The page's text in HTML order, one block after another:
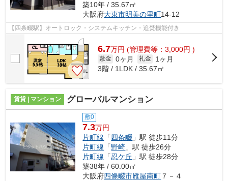
築10年 / 35.67㎡
大阪府大東市明美の里町14-12
【四条畷駅】オートロック・システムキッチン・追焚機能付き
6.7万円 (管理費等：3,000円 )
敷金 0ヶ月 礼金
1ヶ月
3階 / 1LDK / 35.67㎡
賃貸 | マンション グローバルマンション
敷0
7.3万円
片町線 「四条畷 」駅 徒歩11分
片町線 「野崎 」駅 徒歩26分
片町線 「忍ケ丘 」駅 徒歩28分
築38年 / 60.00㎡
大阪府四條畷市雁屋南町 ７－４